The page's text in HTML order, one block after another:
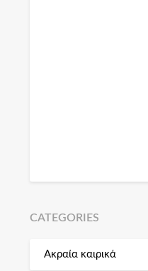
CATEGORIES
Ακραία καιρικά